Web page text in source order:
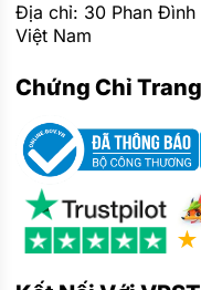
Địa chỉ: 30 Phan Đình
Việt Nam
Chứng Chỉ